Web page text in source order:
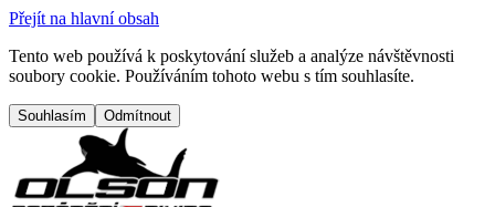
Přejít na hlavní obsah
Tento web používá k poskytování služeb a analýze návštěvnosti
soubory cookie. Používáním tohoto webu s tím souhlasíte.